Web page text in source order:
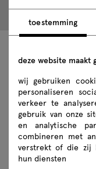
Technische
Technische
Afwerkingen
toestemming
deze website maakt
wij gebruiken
personaliseren
verkeer te
gebruik van onze
en analytische
combineren met
verstrekt of die zij
hun diensten